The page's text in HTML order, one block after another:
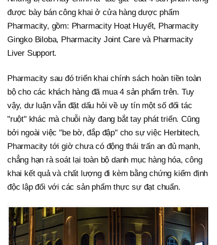
được bày bán công khai ở cửa hàng dược phẩm
Pharmacity, gồm: Pharmacity Hoạt Huyết, Pharmacity
Gingko Biloba, Pharmacity Joint Care và Pharmacity
Liver Support.
Pharmacity sau đó triển khai chính sách hoàn tiền toàn
bộ cho các khách hàng đã mua 4 sản phẩm trên. Tuy
vậy, dư luận vẫn đặt dấu hỏi về uy tín một số đối tác
"ruột" khác mà chuỗi này đang bắt tay phát triển. Cũng
bởi ngoài việc "be bờ, đắp đập" cho sự việc Herbitech,
Pharmacity tới giờ chưa có động thái trấn an đủ mạnh,
chẳng hạn rà soát lại toàn bộ danh mục hàng hóa, công
khai kết quả và chất lượng đi kèm bằng chứng kiểm định
độc lập đối với các sản phẩm thực sự đạt chuẩn.